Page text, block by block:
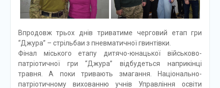
Впродовж трьох днів триватиме черговий етап гри
“Джура” – стрільбаи з пневматичної гвинтівки.
Фінал міського етапу дитячо-юнацької військово-
патріотичної гри “Джура” відбудеться наприкінці
травня. А поки тривають змагання. Національно-
патріотичному вихованню учнів Управління освіти